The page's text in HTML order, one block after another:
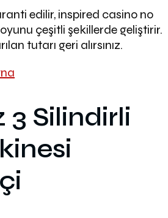
edilir, inspired casino no
çeşitli şekillerde geliştirir.
tutarı geri alırsınız.
3 Silindirli